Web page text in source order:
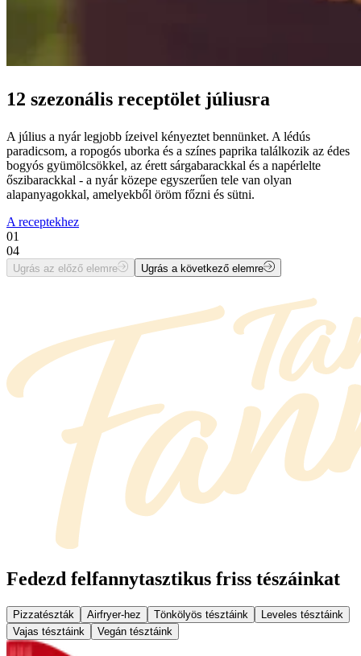
12 szezonális receptölet júliusra
A július a nyár legjobb ízeivel kényeztet bennünket. A lédús
paradicsom, a ropogós uborka és a színes paprika találkozik az édes
bogyós gyümölcsökkel, az érett sárgabarackkal és a napérlelte
őszibarackkal - a nyár közepe egyszerűen tele van olyan
alapanyagokkal, amelyekből öröm főzni és sütni.
A receptekhez
01
04
Ugrás az előző elemre Ugrás a következő elemre
Fedezd felfannytasztikus friss tészáinkat
Pizzatészták Airfryer-hez Tönkölyös tésztáink
Leveles tésztáink
Vajas tésztáink
Vegán tésztáink